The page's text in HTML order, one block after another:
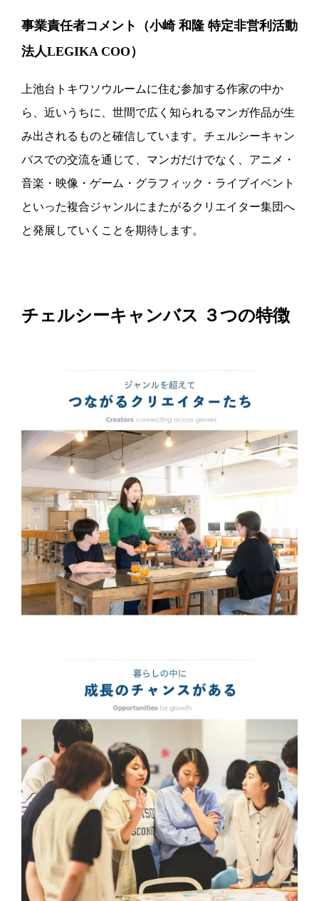
事業責任者コメント（小崎 和隆 特定非営利活動
法人LEGIKA COO）
上池台トキワソウルームに住む参加する作家の中か
ら、近いうちに、世間で広く知られるマンガ作品が生
み出されるものと確信しています。チェルシーキャン
バスでの交流を通じて、マンガだけでなく、アニメ・
音楽・映像・ゲーム・グラフィック・ライブイベント
といった複合ジャンルにまたがるクリエイター集団へ
と発展していくことを期待します。
チェルシーキャンバス ３つの特徴